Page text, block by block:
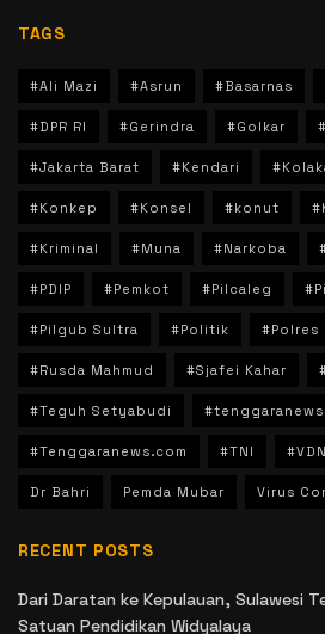
TAGS
#Ali Mazi #Asrun #Basarnas
#DPR RI #Gerindra #Golkar
#Jakarta Barat #Kendari
#Konkep #Konsel #konut
#Kriminal #Muna #Narkoba
#PDIP #Pemkot #Pilcaleg
#Pilgub Sultra #Politik #Polres
#Rusda Mahmud #Sjafei Kahar
#Teguh Setyabudi #tenggaranews
#Tenggaranews.com #TNI
Dr Bahri Pemda Mubar Virus
RECENT POSTS
Dari Daratan ke Kepulauan, Sulawesi
Satuan Pendidikan Widyalaya